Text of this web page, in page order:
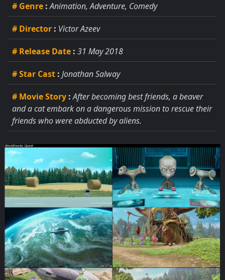
# Genre : Animation, Adventure, Comedy
# Director : Victor Azeev
# Release Date : 31 May 2018
# Star Cast : Jonathan Salway
# Movie Story : After becoming best friends, a beaver
and a cat embark on a dangerous mission to rescue their
friends who were abducted by aliens.